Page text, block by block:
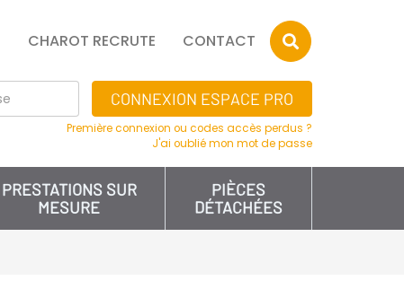
CHAROT RECRUTE CONTACT
CONNEXION ESPACE PRO
Première connexion ou codes accès perdus ?
J'ai oublié mon mot de passe
PRESTATIONS SUR
MESURE
PIÈCES
DÉTACHÉES